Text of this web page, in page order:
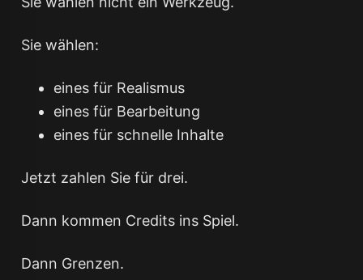
Sie wählen:
eines für Realismus
eines für Bearbeitung
eines für schnelle Inhalte
Jetzt zahlen Sie für drei.
Dann kommen Credits ins Spiel.
Dann Grenzen.